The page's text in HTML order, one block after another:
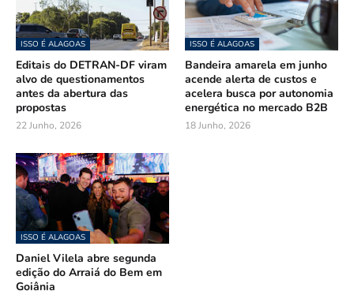
ISSO É ALAGOAS
Editais do DETRAN-DF viram
alvo de questionamentos
antes da abertura das
propostas
22 Junho, 2026
ISSO É ALAGOAS
Bandeira amarela em junho
acende alerta de custos e
acelera busca por autonomia
energética no mercado B2B
18 Junho, 2026
ISSO É ALAGOAS
Daniel Vilela abre segunda
edição do Arraiá do Bem em
Goiânia